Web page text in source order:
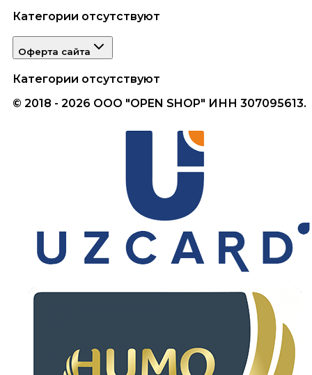
Категории отсутствуют
Оферта сайта
Категории отсутствуют
© 2018 - 2026 ООО "OPEN SHOP" ИНН 307095613.